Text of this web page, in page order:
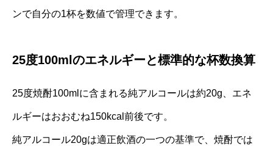
ンで自分の1杯を数値で管理できます。
25度100mlのエネルギーと標準的な杯数換算
25度焼酎100mlに含まれる純アルコールは約20g、エネ
ルギーはおおむね150kcal前後です。
純アルコール20gは適正飲酒の一つの基準で、焼酎では